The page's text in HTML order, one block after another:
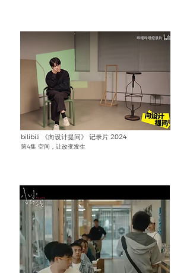
bilibili 《向设计提问》 记录片 2024
第4集 空间，让改变发生